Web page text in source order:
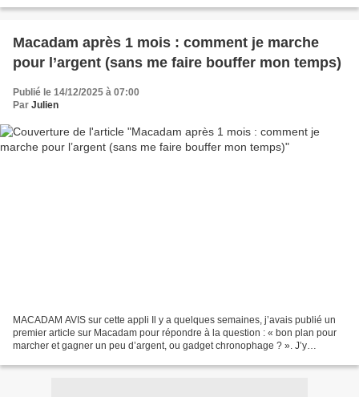
Macadam après 1 mois : comment je marche
pour l’argent (sans me faire bouffer mon temps)
Publié le 14/12/2025 à 07:00
Par Julien
MACADAM AVIS sur cette appli Il y a quelques semaines, j’avais publié un
premier article sur Macadam pour répondre à la question : « bon plan pour
marcher et gagner un peu d’argent, ou gadget chronophage ? ». J’y